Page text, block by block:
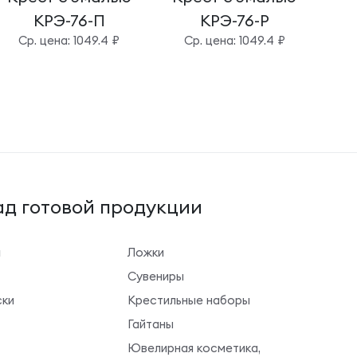
КРЭ-76-П
Cр. цена: 1049.4 ₽
КРЭ-76-Р
Cр. цена: 1049.4 ₽
готовой продукции
Ложки
Сувениры
Крестильные наборы
Гайтаны
Ювелирная косметика,